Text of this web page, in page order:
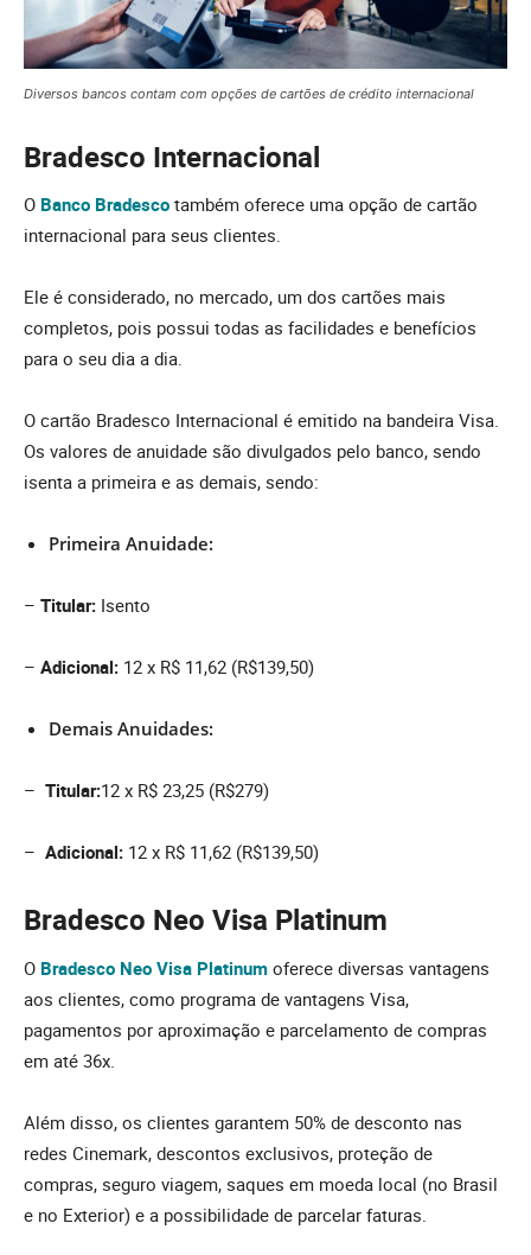
Diversos bancos contam com opções de cartões de crédito internacional
Bradesco Internacional
O Banco Bradesco também oferece uma opção de cartão
internacional para seus clientes.
Ele é considerado, no mercado, um dos cartões mais
completos, pois possui todas as facilidades e benefícios
para o seu dia a dia.
O cartão Bradesco Internacional é emitido na bandeira Visa.
Os valores de anuidade são divulgados pelo banco, sendo
isenta a primeira e as demais, sendo:
Primeira Anuidade:
– Titular: Isento
– Adicional: 12 x R$ 11,62 (R$139,50)
Demais Anuidades:
– Titular:12 x R$ 23,25 (R$279)
– Adicional: 12 x R$ 11,62 (R$139,50)
Bradesco Neo Visa Platinum
O Bradesco Neo Visa Platinum oferece diversas vantagens
aos clientes, como programa de vantagens Visa,
pagamentos por aproximação e parcelamento de compras
em até 36x.
Além disso, os clientes garantem 50% de desconto nas
redes Cinemark, descontos exclusivos, proteção de
compras, seguro viagem, saques em moeda local (no Brasil
e no Exterior) e a possibilidade de parcelar faturas.